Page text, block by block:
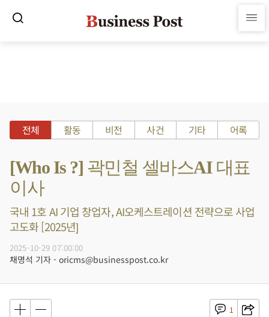
전체 활동 비전 사건 기타 어록
[Who Is ?] 곽민철 셀바스AI 대표
이사
국내 1호 AI 기업 창업자, AI오케스트레이션 전략으로 사업
고도화 [2025년]
2025-10-29 07:00:00
채명석 기자 - oricms@businesspost.co.kr
1